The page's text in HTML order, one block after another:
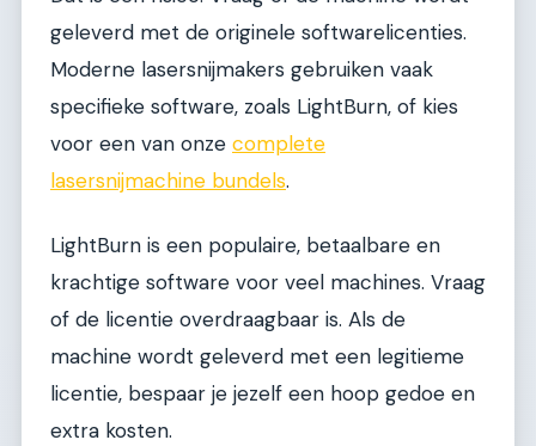
geleverd met de originele softwarelicenties.
Moderne lasersnijmakers gebruiken vaak
specifieke software, zoals LightBurn, of kies
voor een van onze complete
lasersnijmachine bundels.
LightBurn is een populaire, betaalbare en
krachtige software voor veel machines. Vraag
of de licentie overdraagbaar is. Als de
machine wordt geleverd met een legitieme
licentie, bespaar je jezelf een hoop gedoe en
extra kosten.